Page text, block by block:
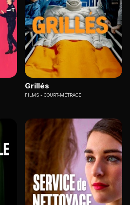
Grillés
FILMS COURT-MÉTRAGE